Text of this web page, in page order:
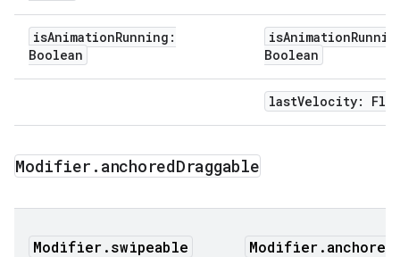
isAnimationRunning:
Boolean
Boolean
lastVelocity:
Modifier . anchoredDraggable
Modifier.swipeable